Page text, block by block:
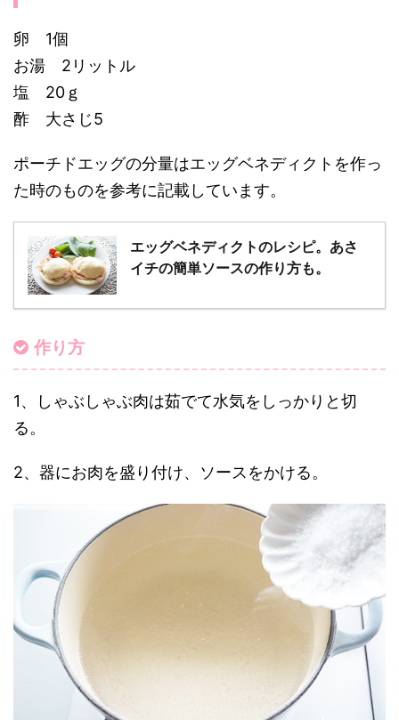
卵 1個
お湯 2リットル
塩 20ｇ
酢 大さじ5
ポーチドエッグの分量はエッグベネディクトを作っ
た時のものを参考に記載しています。
エッグベネディクトのレシピ。あさ
イチの簡単ソースの作り方も。
作り方
1、しゃぶしゃぶ肉は茹でて水気をしっかりと切
る。
2、器にお肉を盛り付け、ソースをかける。